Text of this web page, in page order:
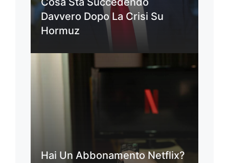
Davvero Dopo La Crisi Su
Hormuz
Hai Un Abbonamento Netflix?